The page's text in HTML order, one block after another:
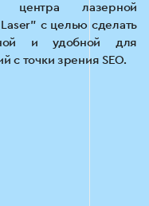
центра лазерной
с целью сделать
и удобной для
с точки зрения SEO.